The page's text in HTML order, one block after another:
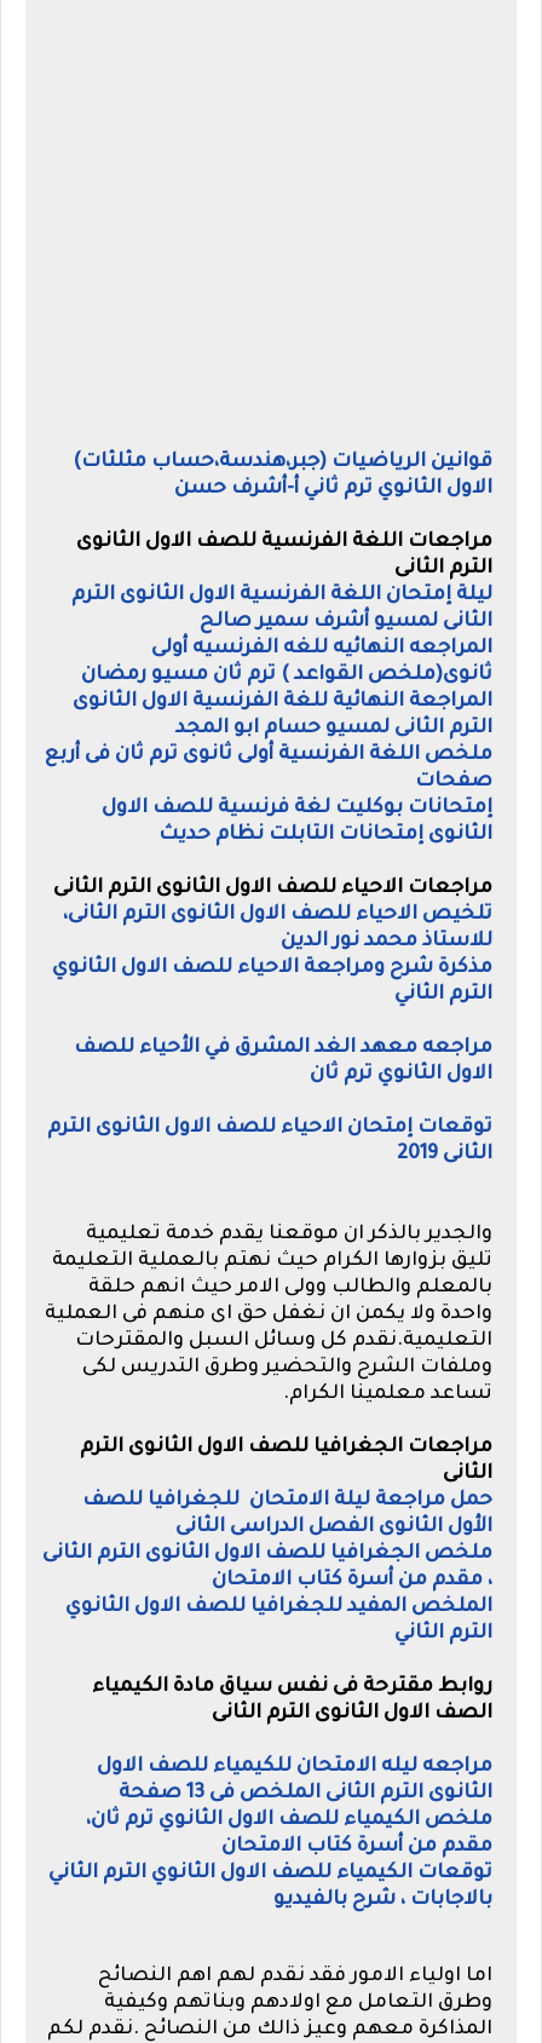
قوانين الرياضيات (جبر،هندسة،حساب مثلثات)
الاول الثانوي ترم ثاني أ-أشرف حسن
مراجعات اللغة الفرنسية للصف الاول الثانوى
الترم الثانى
ليلة إمتحان اللغة الفرنسية الاول الثانوى الترم
الثانى لمسيو أشرف سمير صالح
المراجعه النهائيه للغه الفرنسيه أولى
ثانوى(ملخص القواعد ) ترم ثان مسيو رمضان
المراجعة النهائية للغة الفرنسية الاول الثانوى
الترم الثانى لمسيو حسام ابو المجد
ملخص اللغة الفرنسية أولى ثانوى ترم ثان فى أربع
صفحات
إمتحانات بوكليت لغة فرنسية للصف الاول
الثانوى إمتحانات التابلت نظام حديث
مراجعات الاحياء للصف الاول الثانوى الترم الثانى
تلخيص الاحياء للصف الاول الثانوى الترم الثانى،
للاستاذ محمد نور الدين
مذكرة شرح ومراجعة الاحياء للصف الاول الثانوي
الترم الثاني
مراجعه معهد الغد المشرق في الأحياء للصف
الاول الثانوي ترم ثان
توقعات إمتحان الاحياء للصف الاول الثانوى الترم
الثانى 2019
والجدير بالذكر ان موقعنا يقدم خدمة تعليمية
تليق بزوارها الكرام حيث نهتم بالعملية التعليمة
بالمعلم والطالب وولى الامر حيث انهم حلقة
واحدة ولا يكمن ان نغفل حق اى منهم فى العملية
التعليمية.نقدم كل وسائل السبل والمقترحات
وملفات الشرح والتحضير وطرق التدريس لكى
تساعد معلمينا الكرام.
مراجعات الجغرافيا للصف الاول الثانوى الترم
الثانى
حمل مراجعة ليلة الامتحان للجغرافيا للصف
الأول الثانوى الفصل الدراسى الثانى
ملخص الجغرافيا للصف الاول الثانوى الترم الثانى
، مقدم من أسرة كتاب الامتحان
الملخص المفيد للجغرافيا للصف الاول الثانوي
الترم الثاني
روابط مقترحة فى نفس سياق مادة الكيمياء
الصف الاول الثانوى الترم الثانى
مراجعه ليله الامتحان للكيمياء للصف الاول
الثانوى الترم الثانى الملخص فى 13 صفحة
ملخص الكيمياء للصف الاول الثانوي ترم ثان،
مقدم من أسرة كتاب الامتحان
توقعات الكيمياء للصف الاول الثانوي الترم الثاني
بالاجابات ، شرح بالفيديو
اما اولياء الامور فقد نقدم لهم اهم النصائح
وطرق التعامل مع اولادهم وبناتهم وكيفية
المذاكرة معهم وعيز ذالك من النصائح .نقدم لكم